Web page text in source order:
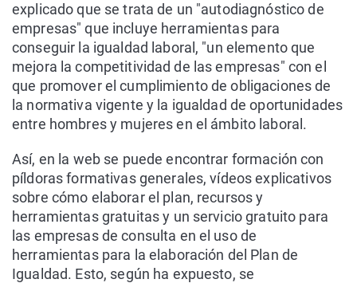
explicado que se trata de un "autodiagnóstico de
empresas" que incluye herramientas para
conseguir la igualdad laboral, "un elemento que
mejora la competitividad de las empresas" con el
que promover el cumplimiento de obligaciones de
la normativa vigente y la igualdad de oportunidades
entre hombres y mujeres en el ámbito laboral.
Así, en la web se puede encontrar formación con
píldoras formativas generales, vídeos explicativos
sobre cómo elaborar el plan, recursos y
herramientas gratuitas y un servicio gratuito para
las empresas de consulta en el uso de
herramientas para la elaboración del Plan de
Igualdad. Esto, según ha expuesto, se